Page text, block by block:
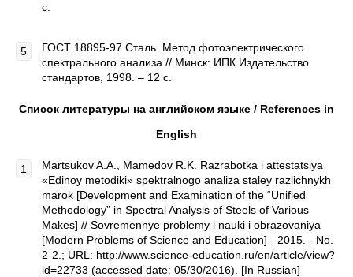
с.
ГОСТ 18895-97 Сталь. Метод фотоэлектрического
спектрального анализа // Минск: ИПК Издательство
стандартов, 1998. – 12 с.
Список литературы на английском языке / References in
English
Martsukov A.A., Mamedov R.K. Razrabotka i attestatsiya
«Edinoy metodiki» spektralnogo analiza staley razlichnykh
marok [Development and Examination of the “Unified
Methodology” in Spectral Analysis of Steels of Various
Makes] // Sovremennye problemy i nauki i obrazovaniya
[Modern Problems of Science and Education] - 2015. - No.
2-2.; URL: http://www.science-education.ru/en/article/view?
id=22733 (accessed date: 05/30/2016). [In Russian]